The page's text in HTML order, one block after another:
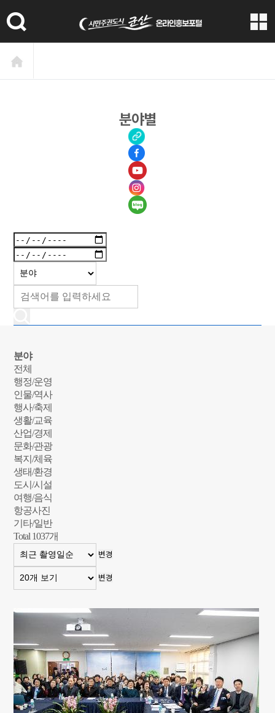
분야별
분야
전체
행정/운영
인물/역사
행사/축제
생활/교육
산업/경제
문화/관광
복지/체육
생태/환경
도시/시설
여행/음식
항공사진
기타/일반
Total 1037개
변경
변경